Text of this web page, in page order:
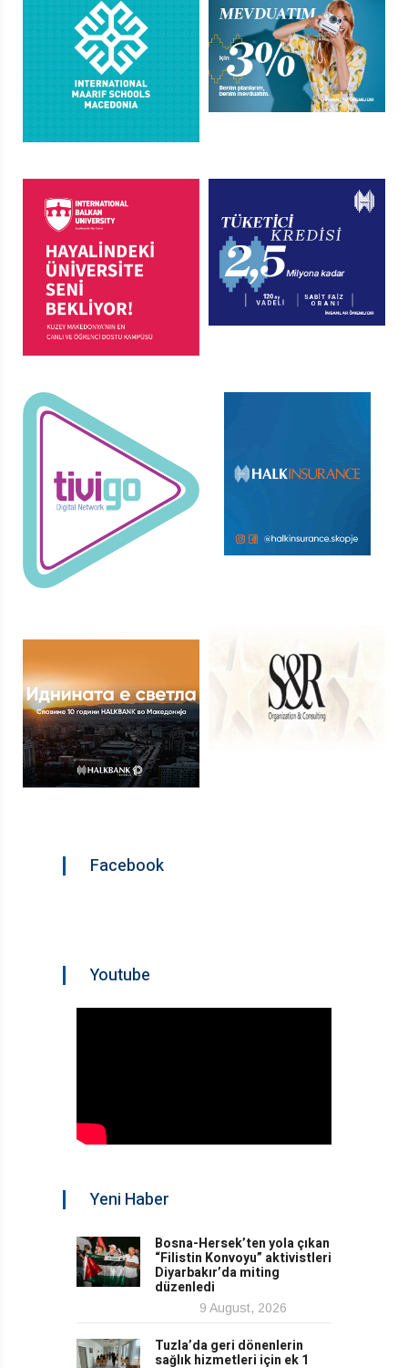
Facebook
Youtube
Yeni Haber
Bosna-Hersek’ten yola çıkan
“Filistin Konvoyu” aktivistleri
Diyarbakır’da miting
düzenledi
9 August, 2026
Tuzla’da geri dönenlerin
sağlık hizmetleri için ek 1